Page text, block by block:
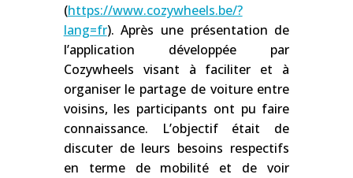
(https://www.cozywheels.be/?
lang=fr). Après une présentation de
l’application développée par
Cozywheels visant à faciliter et à
organiser le partage de voiture entre
voisins, les participants ont pu faire
connaissance. L’objectif était de
discuter de leurs besoins respectifs
en terme de mobilité et de voir